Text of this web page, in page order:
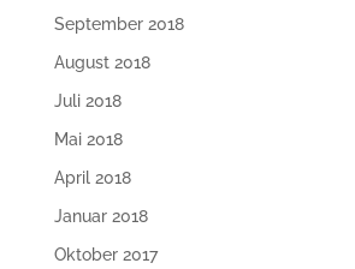
September 2018
August 2018
Juli 2018
Mai 2018
April 2018
Januar 2018
Oktober 2017